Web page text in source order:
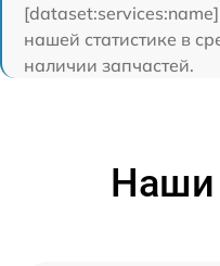
нашей статистике в
наличии запчастей.
Наши